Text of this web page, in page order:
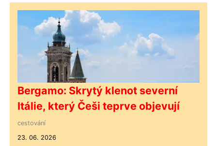
Bergamo: Skrytý klenot severní
Itálie, který Češi teprve objevují
cestování
23. 06. 2026